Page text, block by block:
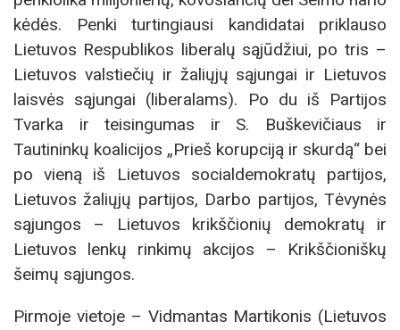
kėdės. Penki turtingiausi kandidatai priklauso
Lietuvos Respublikos liberalų sąjūdžiui, po tris –
Lietuvos valstiečių ir žaliųjų sąjungai ir Lietuvos
laisvės sąjungai (liberalams). Po du iš Partijos
Tvarka ir teisingumas ir S. Buškevičiaus ir
Tautininkų koalicijos „Prieš korupciją ir skurdą“ bei
po vieną iš Lietuvos socialdemokratų partijos,
Lietuvos žaliųjų partijos, Darbo partijos, Tėvynės
sąjungos – Lietuvos krikščionių demokratų ir
Lietuvos lenkų rinkimų akcijos – Krikščioniškų
šeimų sąjungos.
Pirmoje vietoje – Vidmantas Martikonis (Lietuvos